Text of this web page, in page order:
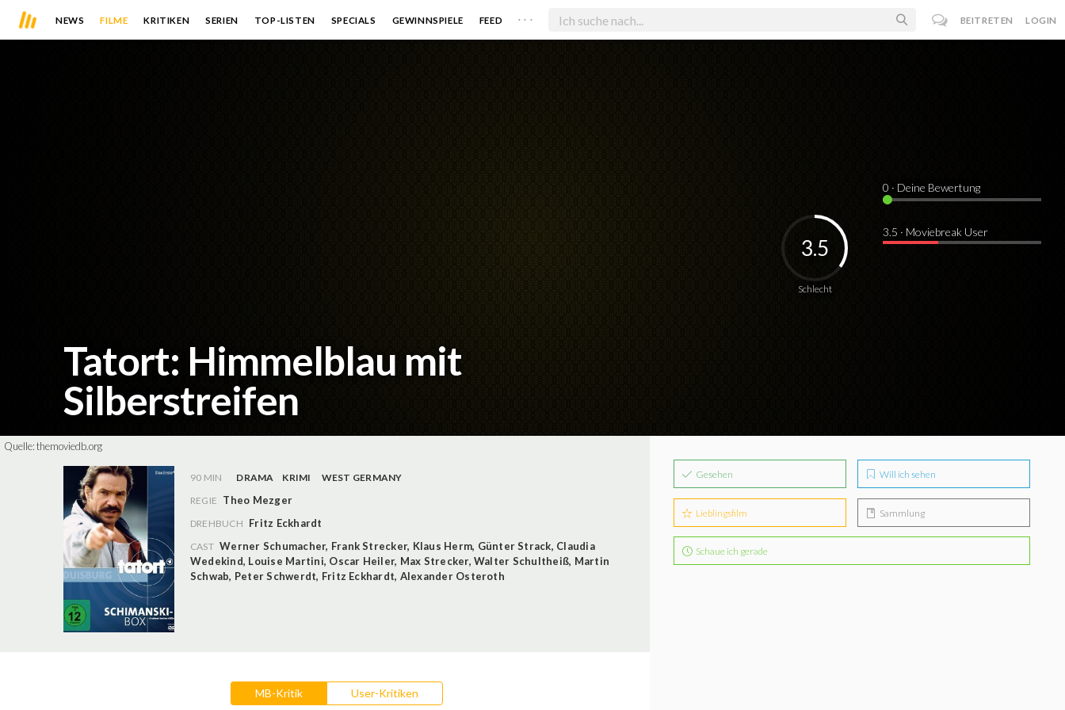
NEWS FILME KRITIKEN SERIEN TOP-LISTEN SPECIALS GEWINNSPIELE FEED . . . BEITRETEN LOGIN
Tatort: Himmelblau mit
Silberstreifen
Schlecht
3.5
0 · Deine Bewertung
3.5 · Moviebreak User
Quelle:themoviedb.org
90 MIN DRAMA KRIMI
WEST GERMANY
REGIE Theo Mezger
DREHBUCH Fritz Eckhardt
CAST Werner Schumacher, Frank Strecker, Klaus Herm, Günter Strack, Claudia
Wedekind, Louise Martini, Oscar Heiler, Max Strecker,Walter Schultheiß, Martin
Schwab, Peter Schwerdt, Fritz Eckhardt, Alexander Osteroth
MB-Kritik User-Kritiken
Gesehen Will ich sehen
Lieblingsfilm Sammlung
Schaue ich gerade